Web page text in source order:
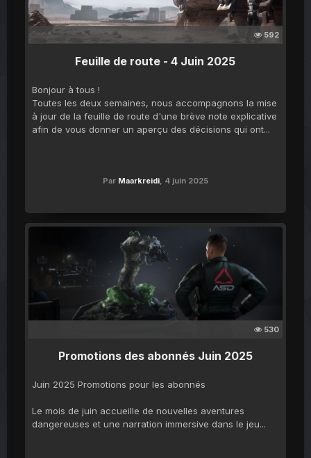
592
Feuille de route - 4 Juin 2025
Bonjour à tous !
Toutes les deux semaines, nous accompagnons la mise
à jour de la feuille de route d'une brève note explicative
afin de vous donner un aperçu des décisions qui ont...
Par Maarkreidi, 4 juin 2025
530
Promotions des abonnés Juin 2025
Juin 2025 Promotions pour les abonnés
Le mois de juin accueille de nouvelles aventures
dangereuses et une narration immersive dans le jeu...